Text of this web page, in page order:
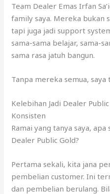
Team Dealer Emas Irfan
family saya. Mereka bukan
tapi juga jadi support
sama-sama belajar, sama-
sama rasa jatuh bangun.
Tanpa mereka semua,
Kelebihan Jadi Dealer
Konsisten
Ramai yang tanya saya,
Dealer Public Gold?
Pertama sekali, kita jana
pembelian customer. Ini
dan pembelian berulang.